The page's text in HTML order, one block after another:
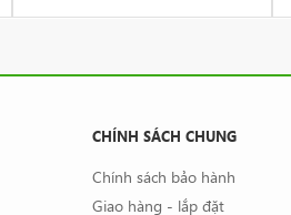
CHÍNH SÁCH CHUNG
Chính sách bảo hành
Giao hàng - lắp đặt